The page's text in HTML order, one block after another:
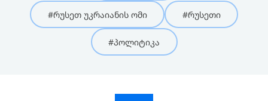
#რუსეთ უკრაიანის ომი #რუსეთი
#პოლიტიკა